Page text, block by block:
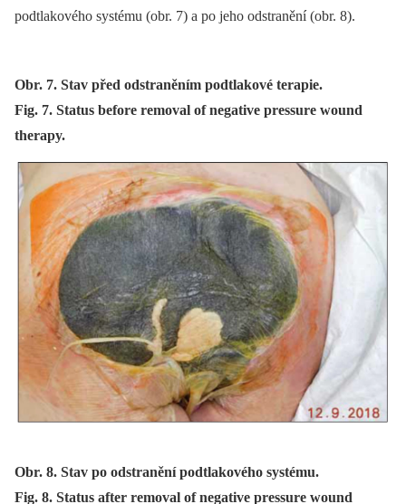
podtlakového systému (obr. 7) a po jeho odstranění (obr. 8).
Obr. 7. Stav před odstraněním podtlakové terapie.
Fig. 7. Status before removal of negative pressure wound
therapy.
Obr. 8. Stav po odstranění podtlakového systému.
Fig. 8. Status after removal of negative pressure wound